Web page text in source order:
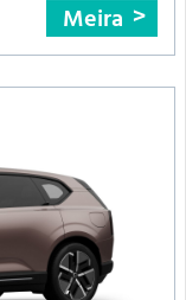
Meira